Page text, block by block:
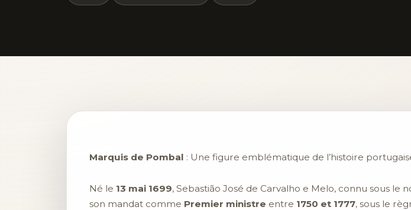
Marquis de Pombal : Une figure emblématique de l’histoire
Né le 13 mai 1699, Sebastião José de Carvalho e Melo, connu sous le
son mandat comme Premier ministre entre 1750 et 1777, sous le